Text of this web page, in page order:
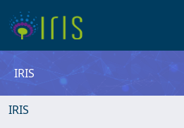
IRIS
IRIS